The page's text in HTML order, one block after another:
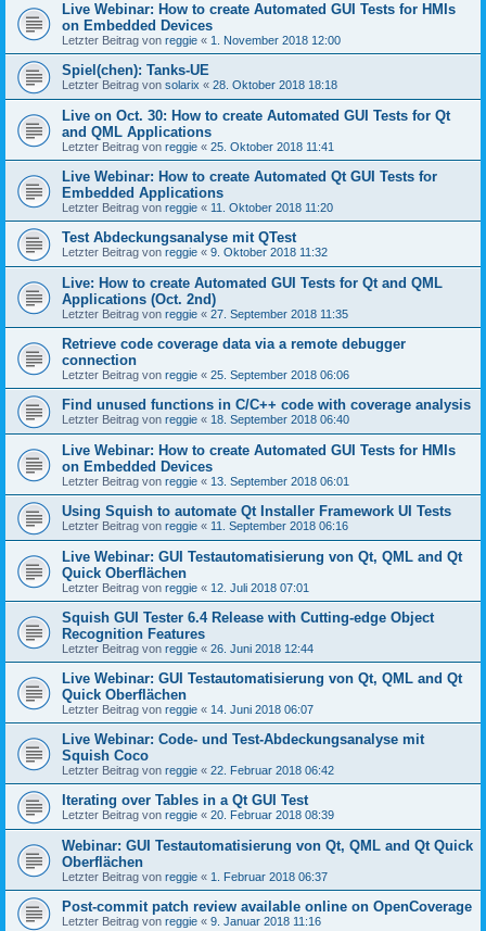
Live Webinar: How to create Automated GUI Tests for HMIs
on Embedded Devices
Letzter Beitrag von reggie « 1. November 2018 12:00
Spiel(chen): Tanks-UE
Letzter Beitrag von solarix « 28. Oktober 2018 18:18
Live on Oct. 30: How to create Automated GUI Tests for Qt
and QML Applications
Letzter Beitrag von reggie « 25. Oktober 2018 11:41
Live Webinar: How to create Automated Qt GUI Tests for
Embedded Applications
Letzter Beitrag von reggie « 11. Oktober 2018 11:20
Test Abdeckungsanalyse mit QTest
Letzter Beitrag von reggie « 9. Oktober 2018 11:32
Live: How to create Automated GUI Tests for Qt and QML
Applications (Oct. 2nd)
Letzter Beitrag von reggie « 27. September 2018 11:35
Retrieve code coverage data via a remote debugger
connection
Letzter Beitrag von reggie « 25. September 2018 06:06
Find unused functions in C/C++ code with coverage analysis
Letzter Beitrag von reggie « 18. September 2018 06:40
Live Webinar: How to create Automated GUI Tests for HMIs
on Embedded Devices
Letzter Beitrag von reggie « 13. September 2018 06:01
Using Squish to automate Qt Installer Framework UI Tests
Letzter Beitrag von reggie « 11. September 2018 06:16
Live Webinar: GUI Testautomatisierung von Qt, QML and Qt
Quick Oberflächen
Letzter Beitrag von reggie « 12. Juli 2018 07:01
Squish GUI Tester 6.4 Release with Cutting-edge Object
Recognition Features
Letzter Beitrag von reggie « 26. Juni 2018 12:44
Live Webinar: GUI Testautomatisierung von Qt, QML and Qt
Quick Oberflächen
Letzter Beitrag von reggie « 14. Juni 2018 06:07
Live Webinar: Code- und Test-Abdeckungsanalyse mit
Squish Coco
Letzter Beitrag von reggie « 22. Februar 2018 06:42
Iterating over Tables in a Qt GUI Test
Letzter Beitrag von reggie « 20. Februar 2018 08:39
Webinar: GUI Testautomatisierung von Qt, QML and Qt Quick
Oberflächen
Letzter Beitrag von reggie « 1. Februar 2018 06:37
Post-commit patch review available online on OpenCoverage
Letzter Beitrag von reggie « 9. Januar 2018 11:16